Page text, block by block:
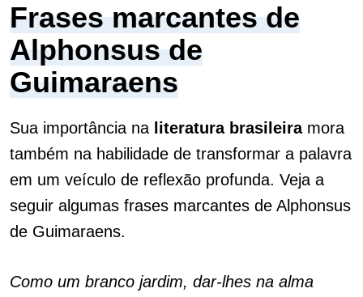
Frases marcantes de
Alphonsus de
Guimaraens
Sua importância na literatura brasileiramora
também na habilidade de transformar a palavra
em um veículo de reflexão profunda. Veja a
seguir algumas frases marcantes de Alphonsus
de Guimaraens.
Como um branco jardim, dar-lhes na alma